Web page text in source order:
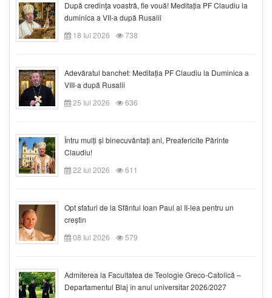
După credinţa voastră, fie vouă! Meditația PF Claudiu la
duminica a VII-a după Rusalii
18 Iul 2026
738
Adevăratul banchet: Meditația PF Claudiu la Duminica a
VIII-a după Rusalii
25 Iul 2026
636
Întru mulți și binecuvântați ani, Preafericite Părinte
Claudiu!
22 Iul 2026
611
Opt sfaturi de la Sfântul Ioan Paul al II-lea pentru un
creștin
08 Iul 2026
579
Admiterea la Facultatea de Teologie Greco-Catolică –
Departamentul Blaj în anul universitar 2026/2027